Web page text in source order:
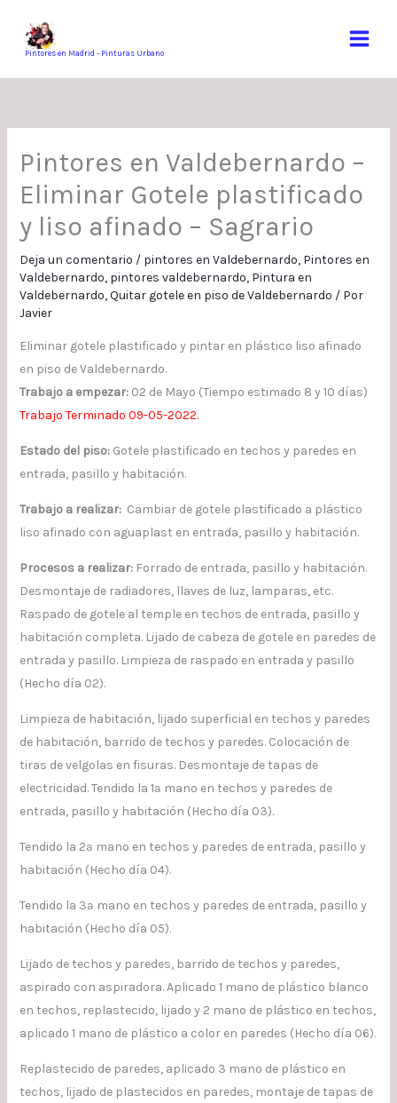
contenidoPintores en Madrid - Pinturas Urbano
Pintores en Valdebernardo –
Eliminar Gotele plastificado
y liso afinado – Sagrario
Deja un comentario / pintores en Valdebernardo, Pintores en
Valdebernardo, pintores valdebernardo, Pintura en
Valdebernardo,Quitar gotele en piso de Valdebernardo / Por
Javier
Eliminar gotele plastificado y pintar en plástico liso afinado
en piso de Valdebernardo.
Trabajo a empezar:02 de Mayo (Tiempo estimado 8 y 10 días)
Trabajo Terminado 09-05-2022.
Estado del piso:Gotele plastificado en techos y paredes en
entrada, pasillo y habitación.
Trabajo a realizar: Cambiar de gotele plastificado a plástico
liso afinado con aguaplast en entrada, pasillo y habitación.
Procesos a realizar: Forrado de entrada, pasillo y habitación.
Desmontaje de radiadores, llaves de luz, lamparas, etc.
Raspado de gotele al temple en techos de entrada, pasillo y
habitación completa. Lijado de cabeza de gotele en paredes de
entrada y pasillo. Limpieza de raspado en entrada y pasillo
(Hecho día 02).
Limpieza de habitación, lijado superficial en techos y paredes
de habitación, barrido de techos y paredes. Colocación de
tiras de velgolas en fisuras. Desmontaje de tapas de
electricidad. Tendido la 1ª mano en techos y paredes de
entrada, pasillo y habitación (Hecho día 03).
Tendido la 2ª mano en techos y paredes de entrada, pasillo y
habitación (Hecho día 04).
Tendido la 3ª mano en techos y paredes de entrada, pasillo y
habitación (Hecho día 05).
Lijado de techos y paredes, barrido de techos y paredes,
aspirado con aspiradora. Aplicado 1 mano de plástico blanco
en techos, replastecido, lijado y 2 mano de plástico en techos,
aplicado 1 mano de plástico a color en paredes (Hecho día 06).
Replastecido de paredes, aplicado 3 mano de plástico en
techos, lijado de plastecidos en paredes, montaje de tapas de